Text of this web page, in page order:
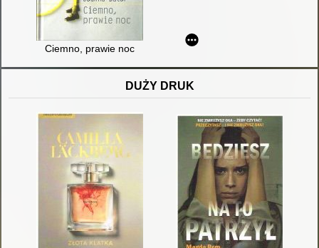
Ciemno, prawie noc
DUŻY DRUK